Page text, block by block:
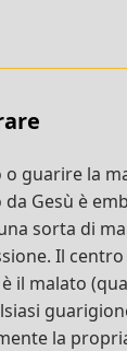
guarire la
Gesù è
sorta di
Il centro
il malato
la